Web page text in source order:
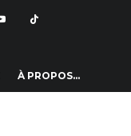
À PROPOS…